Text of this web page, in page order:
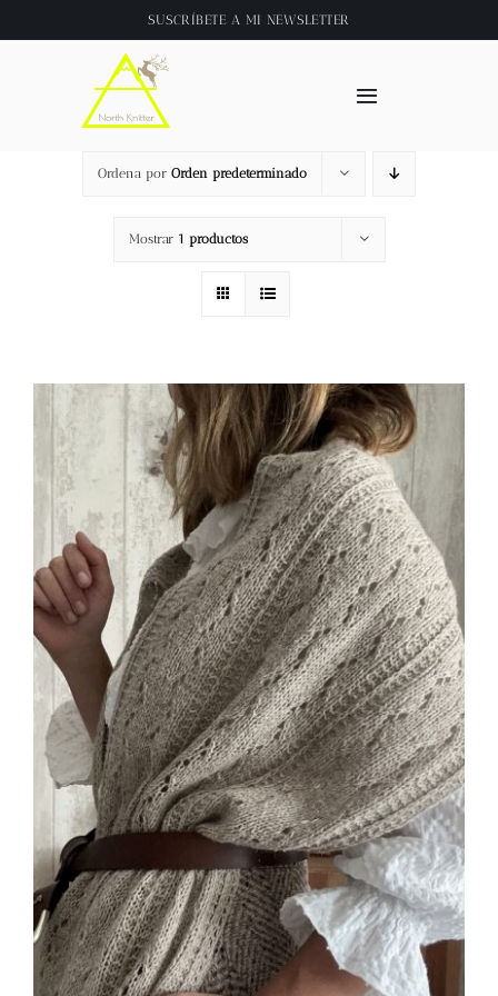
al
SUSCRÍBETE A MI NEWSLETTER
Toggle
Inicio
About
Tienda
Videos
Blog
Contacto
Newsletter
Carrito
Mi cuenta
Ordena por Orden predeterminado
Mostrar 1 productos